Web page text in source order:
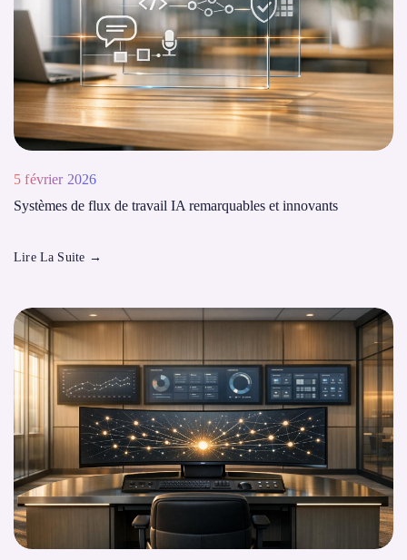
5 février 2026
Systèmes de flux de travail IA remarquables et innovants
Lire La Suite →